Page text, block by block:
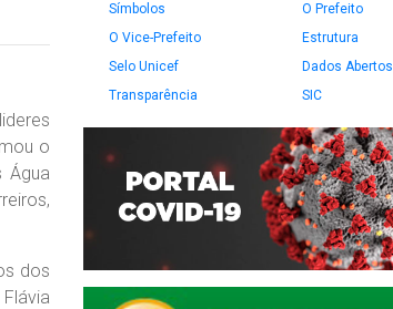
o
dos
Símbolos
O Prefeito
O Vice-Prefeito
Estrutura
Selo Unicef
Dados Abertos
Transparência
SIC